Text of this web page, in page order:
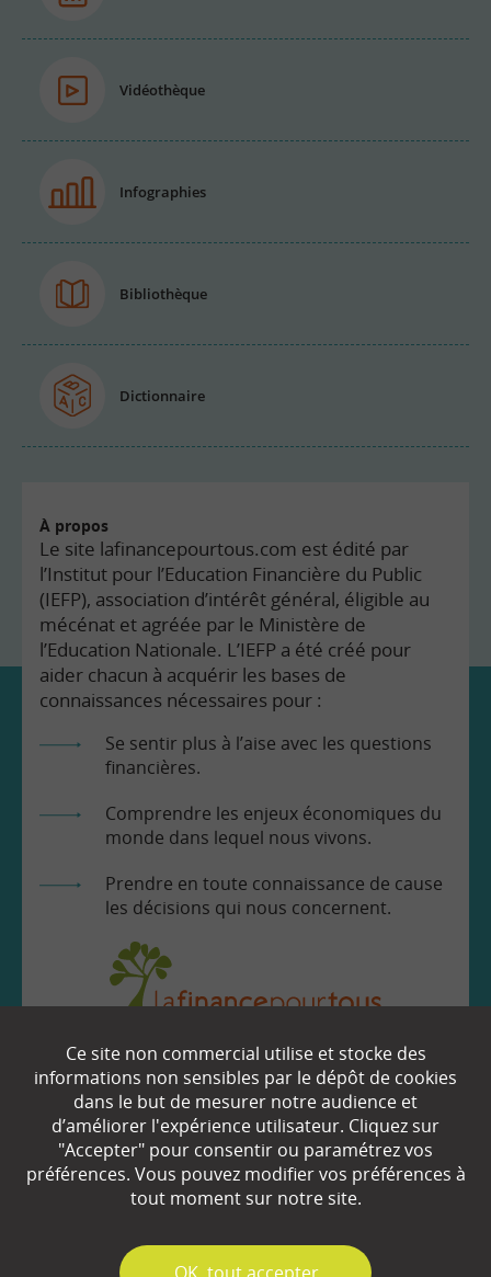
Vidéothèque
Infographies
Bibliothèque
Dictionnaire
À propos
Le site lafinancepourtous.com est édité par
l’Institut pour l’Education Financière du Public
(IEFP), association d’intérêt général, éligible au
mécénat et agréée par le Ministère de
l’Education Nationale. L’IEFP a été créé pour
aider chacun à acquérir les bases de
connaissances nécessaires pour :
Se sentir plus à l’aise avec les questions
financières.
Comprendre les enjeux économiques du
monde dans lequel nous vivons.
Prendre en toute connaissance de cause
les décisions qui nous concernent.
EN SAVOIR
Qui sommes-nous ?
Partenaires
Ce site non commercial utilise et stocke des
informations non sensibles par le dépôt de cookies
dans le but de mesurer notre audience et
d’améliorer l'expérience utilisateur. Cliquez sur
"Accepter" pour consentir ou paramétrez vos
préférences. Vous pouvez modifier vos préférences à
tout moment sur notre site.
✓
OK, tout accepter